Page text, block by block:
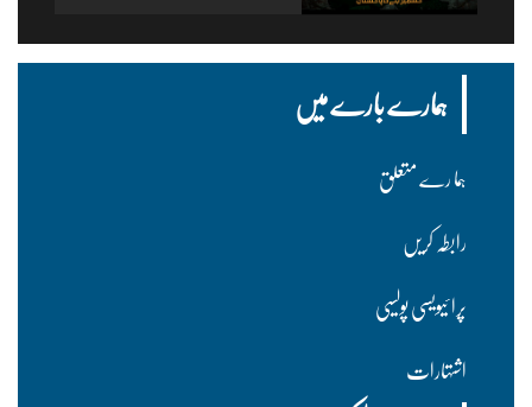
ہمارے بارے میں
ہما رے متعلق
رابطہ کریں
پرا ئیویسی پولسیی
اشتہارات